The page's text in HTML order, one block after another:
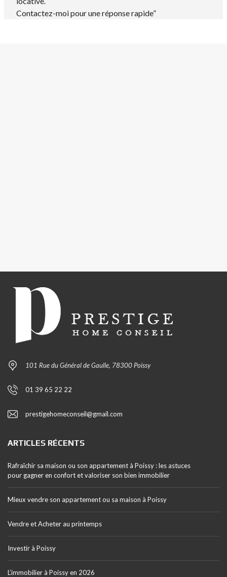
Contactez-moi pour une réponse rapide”
101 Rue du Général de Gaulle, 78300 Poissy
01 39 65 22 22
prestigehomeconseil@gmail.com
ARTICLES RÉCENTS
Rafraîchir sa maison ou son appartement à Poissy : les astuces
pour gagner en confort et valoriser son bien immobilier
Mieux vendre son appartement ou sa maison à Poissy
Vendre et Acheter au printemps
Investir à Poissy
L’immobilier à Poissy en 2026